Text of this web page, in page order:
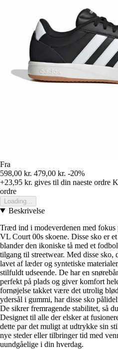
Fra
598,00 kr. 479,00 kr. -20%
+23,95 kr. gives til din naeste ordre
ordre
Loading...
Beskrivelse
Træd ind i modeverdenen med fokus
VL Court 00s skoene. Disse sko er
blander den ikoniske tå med et
tilgang til streetwear. Med disse sko,
lavet af læder og syntetiske
stilfuldt udseende. De har en
perfekt på plads og giver komfort
fornøjelse takket være det utrolig
ydersål i gummi, har disse sko
De sikrer fremragende stabilitet, så
Designet til alle der elsker at
dette par det muligt at udtrykke sin
nye steder eller tilbringer tid med
uundgåelige i din hverdag.